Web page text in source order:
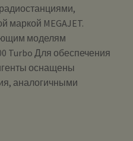
маркой MEGAJET.
моделям
Turbo Для обеспечения
оснащены
аналогичными